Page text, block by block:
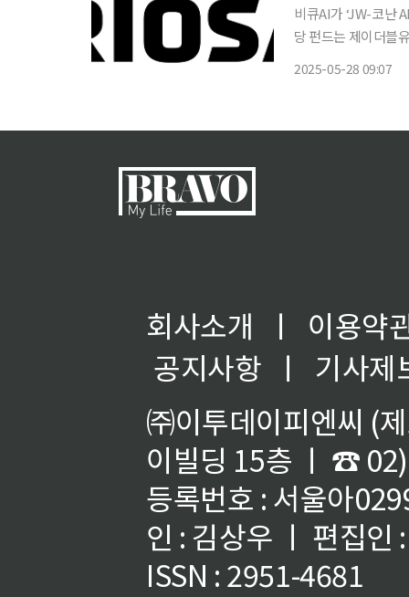
비큐AI가 ‘JW-코난 AI 넥스
당 펀드는 제이더블
2025-05-28 09:07
회사소개 ㅣ
이용약
공지사항
ㅣ
기사제
㈜이투데이피엔씨 (
이빌딩 15층 ㅣ ☎
등록번호 : 서울아
인 : 김상우 ㅣ 편집인
ISSN : 2951-4681